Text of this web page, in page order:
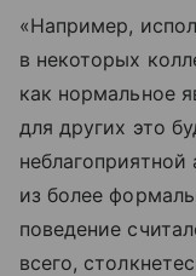
«Например,
в некоторых
как нормальное
для других это
из более
поведение
всего,